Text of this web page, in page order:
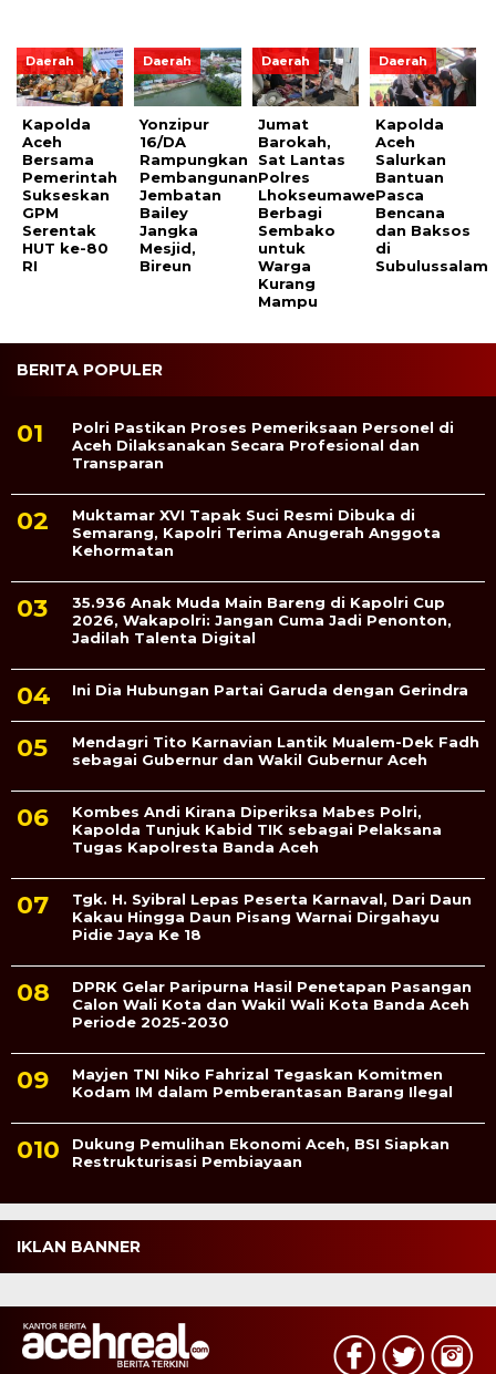
Daerah
Kapolda
Aceh
Bersama
Pemerintah
Sukseskan
GPM
Serentak
HUT ke-80
RI
Daerah
Yonzipur
16/DA
Rampungkan
Pembangunan
Jembatan
Bailey
Jangka
Mesjid,
Bireun
Daerah
Jumat
Barokah,
Sat Lantas
Polres
Lhokseumawe
Berbagi
Sembako
untuk
Warga
Kurang
Mampu
Daerah
Kapolda
Aceh
Salurkan
Bantuan
Pasca
Bencana
dan Baksos
di
Subulussalam
BERITA POPULER
Polri Pastikan Proses Pemeriksaan Personel di
Aceh Dilaksanakan Secara Profesional dan
Transparan
Muktamar XVI Tapak Suci Resmi Dibuka di
Semarang, Kapolri Terima Anugerah Anggota
Kehormatan
35.936 Anak Muda Main Bareng di Kapolri Cup
2026, Wakapolri: Jangan Cuma Jadi Penonton,
Jadilah Talenta Digital
Ini Dia Hubungan Partai Garuda dengan Gerindra
Mendagri Tito Karnavian Lantik Mualem-Dek Fadh
sebagai Gubernur dan Wakil Gubernur Aceh
Kombes Andi Kirana Diperiksa Mabes Polri,
Kapolda Tunjuk Kabid TIK sebagai Pelaksana
Tugas Kapolresta Banda Aceh
Tgk. H. Syibral Lepas Peserta Karnaval, Dari Daun
Kakau Hingga Daun Pisang Warnai Dirgahayu
Pidie Jaya Ke 18
DPRK Gelar Paripurna Hasil Penetapan Pasangan
Calon Wali Kota dan Wakil Wali Kota Banda Aceh
Periode 2025-2030
Mayjen TNI Niko Fahrizal Tegaskan Komitmen
Kodam IM dalam Pemberantasan Barang Ilegal
Dukung Pemulihan Ekonomi Aceh, BSI Siapkan
Restrukturisasi Pembiayaan
IKLAN BANNER